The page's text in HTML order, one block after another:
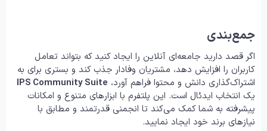
جمع‌بندی
اگر قصد دارید جامعه‌ای آنلاین را ایجاد کنید که بتواند تعامل
کاربران را افزایش دهد، مشتریان وفادار جذب کند و بستری برای به
اشتراک‌گذاری دانش و محتوا فراهم آورد، IPS Community Suite
یک انتخاب ایدئال است. این پلتفرم با ابزارهای متنوع و امکانات
پیشرفته به شما کمک می‌کند تا انجمنی قدرتمند و مطابق با
نیازهای برند خود ایجاد نمایید.